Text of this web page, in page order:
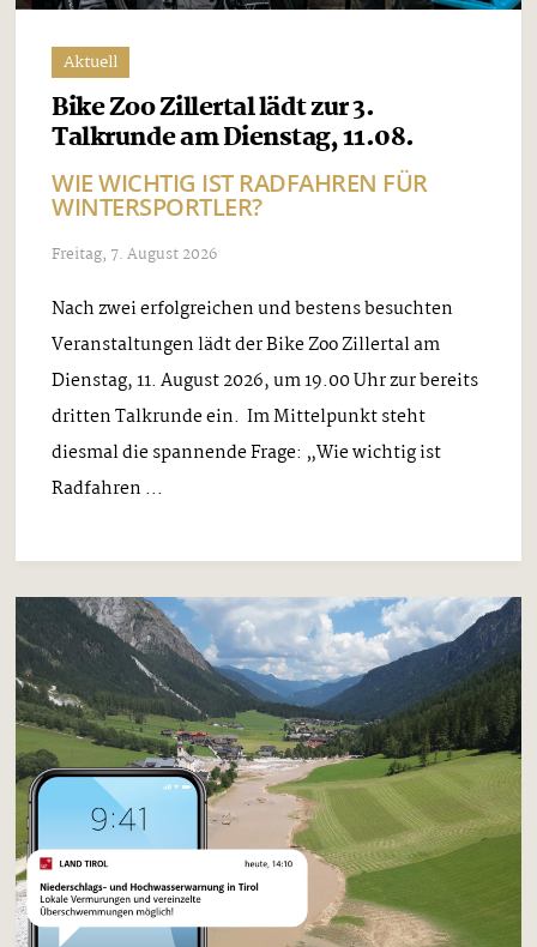
Aktuell
Bike Zoo Zillertal lädt zur 3.
Talkrunde am Dienstag, 11.08.
WIE WICHTIG IST RADFAHREN FÜR
WINTERSPORTLER?
Freitag, 7. August 2026
Nach zwei erfolgreichen und bestens besuchten
Veranstaltungen lädt der Bike Zoo Zillertal am
Dienstag, 11. August 2026, um 19.00 Uhr zur bereits
dritten Talkrunde ein. Im Mittelpunkt steht
diesmal die spannende Frage: „Wie wichtig ist
Radfahren ...